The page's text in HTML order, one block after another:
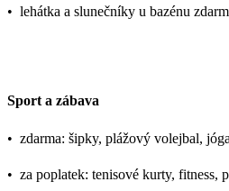
• lehátka a slunečníky u bazénu
Sport a zábava
• zdarma: šipky, plážový volejbal, jóga
• za poplatek: tenisové kurty, fitness,